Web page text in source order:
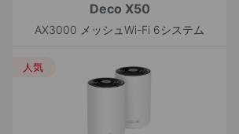
Deco X50
AX3000 メッシュWi-Fi 6システム
人気